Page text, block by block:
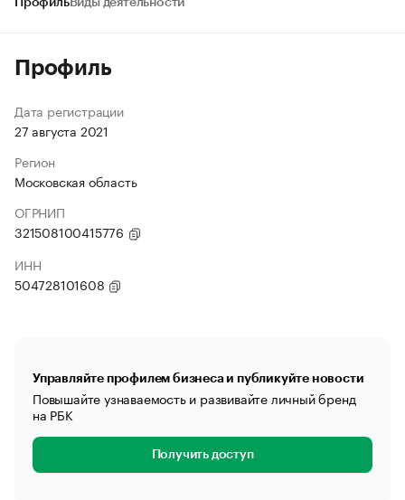
ПрофильВиды деятельности
Профиль
Дата регистрации
27 августа 2021
Регион
Московская область
ОГРНИП
321508100415776
ИНН
504728101608
Управляйте профилем бизнеса и публикуйте новости
Повышайте узнаваемость и развивайте личный бренд
на РБК
Получить доступ